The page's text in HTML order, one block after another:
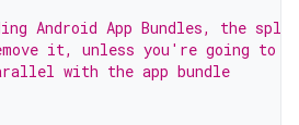
Android App Bundles, the
it, unless you're going to
with the app bundle